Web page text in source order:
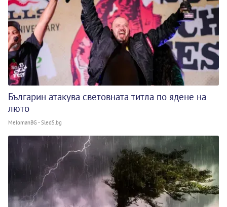
Българин атакува световната титла по ядене на
люто
MelomanBG - Sled5.bg